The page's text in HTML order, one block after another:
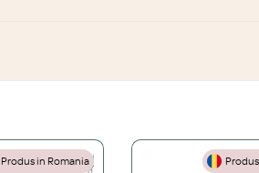
Produs in Romania